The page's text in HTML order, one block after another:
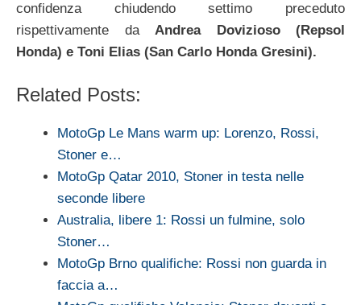
confidenza chiudendo settimo preceduto
rispettivamente da Andrea Dovizioso (Repsol
Honda) e Toni Elias (San Carlo Honda Gresini).
Related Posts:
MotoGp Le Mans warm up: Lorenzo, Rossi,
Stoner e…
MotoGp Qatar 2010, Stoner in testa nelle
seconde libere
Australia, libere 1: Rossi un fulmine, solo
Stoner…
MotoGp Brno qualifiche: Rossi non guarda in
faccia a…